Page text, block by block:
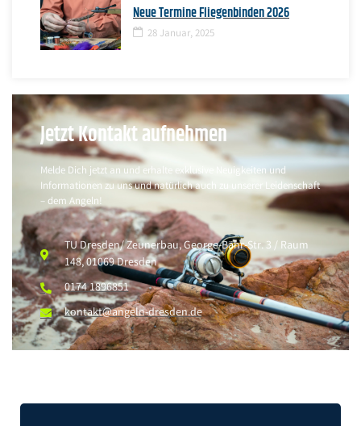
Neue Termine Fliegenbinden 2026
28 Januar, 2025
Jetzt Kontakt aufnehmen
Melde Dich jetzt an und erhalte exklusive Neuigkeiten und
Informationen zu uns und natürlich auch zu unserer Leidenschaft
– dem Angeln!
TU Dresden/ Zeunerbau, George-Bähr-Str. 3 / Raum
148, 01069 Dresden
0174 1896851
kontakt@angeln-dresden.de